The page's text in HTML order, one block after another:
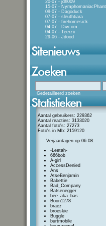
20-07 - jdh009
15-07 -
09-07 - Dagoduck
07-07 - sleuthtiara
07-07 - firehomesick
04-07 - Divcom
04-07 - Teerzii
29-06 - Jdood
Gedetailleerd zoeken
Aantal gebruikers: 229362
Aantal reacties: 3133020
Aantal foto's: 27273
Foto's in Mb: 2159120
Verjaardagen op 06-08:
-Leetah-
666bob
A-girl
AccessDenied
Ans
AtseBenjamin
Babettie
Bad_Company
Batsenegger
bee_aka_bas
Boon1278
braez
broeskie
Buggle
burtmobile